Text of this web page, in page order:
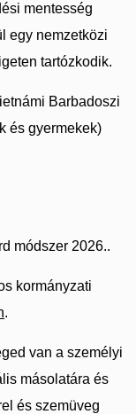
mentesség
egy nemzetközi
tartózkodik.
Barbadoszi
és gyermekek)
módszer 2026..
kormányzati
.
van a személyi
másolatára és
és szemüveg